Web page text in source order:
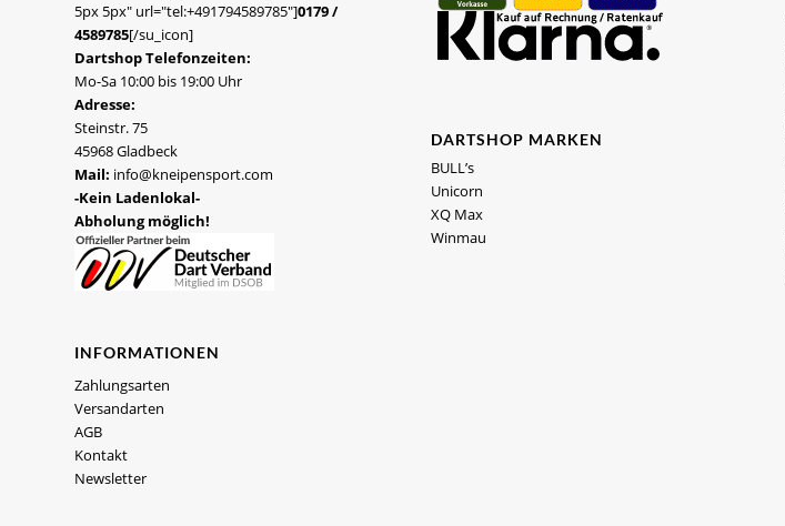
5px 5px" url="tel:+491794589785"]0179 /
4589785[/su_icon]
Dartshop Telefonzeiten:
Mo-Sa 10:00 bis 19:00 Uhr
Adresse:
Steinstr. 75
45968 Gladbeck
Mail: info@kneipensport.com
-Kein Ladenlokal-
Abholung möglich!
INFORMATIONEN
Zahlungsarten
Versandarten
AGB
Kontakt
Newsletter
DARTSHOP MARKEN
BULL’s
Unicorn
XQ Max
Winmau